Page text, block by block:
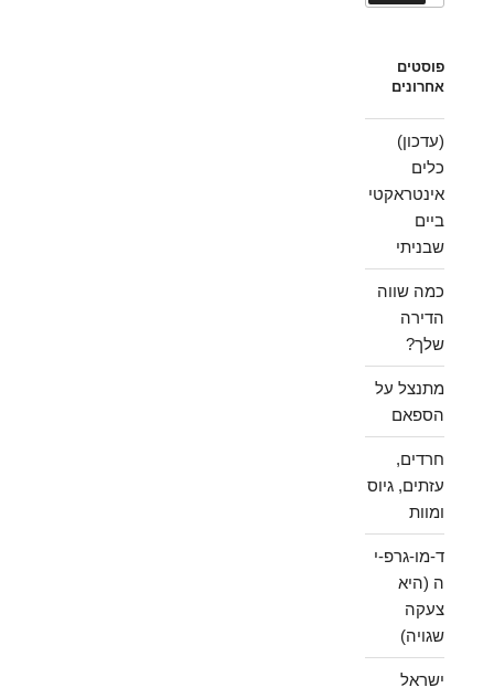
פוסטים
אחרונים
(עדכון)
כלים
אינטראקטי
ביים
שבניתי
כמה שווה
הדירה
שלך?
מתנצל על
הספאם
חרדים,
עזתים, גיוס
ומוות
ד-מו-גרפ-י
ה (היא
צעקה
שגויה)
ישראל